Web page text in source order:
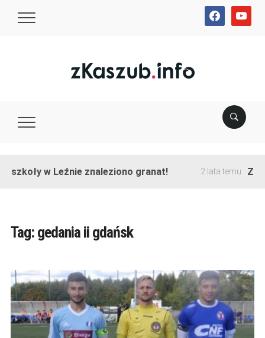
facebookyoutube
szkoły w Leźnie znaleziono granat! 2 lata temu
Tag: gedania ii gdańsk